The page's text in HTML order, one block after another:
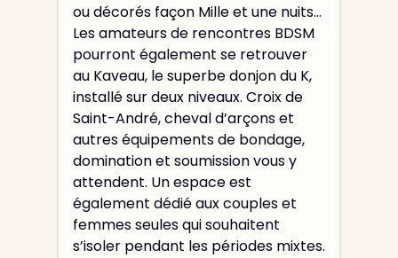
ou décorés façon Mille et une nuits...
Les amateurs de rencontres BDSM
pourront également se retrouver
au Kaveau, le superbe donjon du K,
installé sur deux niveaux. Croix de
Saint-André, cheval d’arçons et
autres équipements de bondage,
domination et soumission vous y
attendent. Un espace est
également dédié aux couples et
femmes seules qui souhaitent
s’isoler pendant les périodes mixtes.